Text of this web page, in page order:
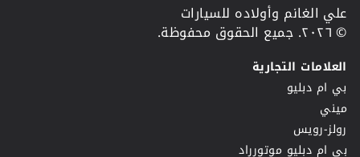
علي الغانم وأولاده للسيارات
© ٢٠٢٦. جميع الحقوق محفوظة.
العلامات التجارية
بي ام دبليو
ميني
رولز-رويس
بي ام دبليو موتورراد